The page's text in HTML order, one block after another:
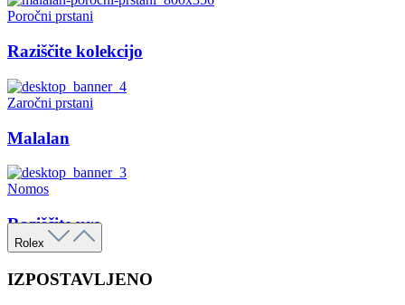
Poročni prstani
Raziščite kolekcijo
Zaročni prstani
Malalan
Nomos
Raziščite ure
Rolex
IZPOSTAVLJENO